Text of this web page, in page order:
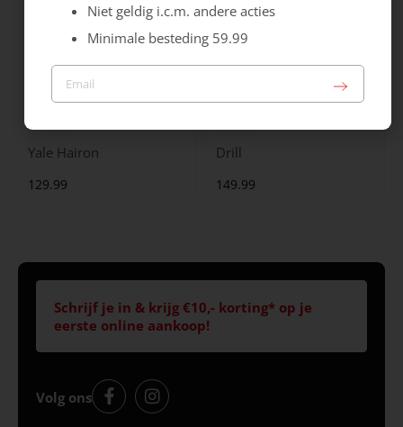
Yale Hairon
129.99
Drill
149.99
Schrijf je in & krijg €10,- korting* op je
eerste online aankoop!
Volg ons
Niet geldig i.c.m. andere acties
Minimale besteding 59.99